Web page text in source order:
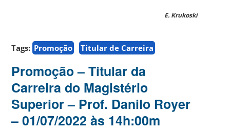
E. Krukoski
Tags: Promoção Titular de Carreira
Promoção – Titular da
Carreira do Magistério
Superior – Prof. Danilo Royer
– 01/07/2022 às 14h:00m